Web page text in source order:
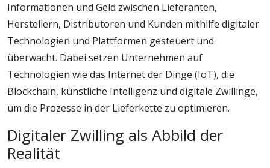
Informationen und Geld zwischen Lieferanten,
Herstellern, Distributoren und Kunden mithilfe digitaler
Technologien und Plattformen gesteuert und
überwacht. Dabei setzen Unternehmen auf
Technologien wie das Internet der Dinge (IoT), die
Blockchain, künstliche Intelligenz und digitale Zwillinge,
um die Prozesse in der Lieferkette zu optimieren.
Digitaler Zwilling als Abbild der
Realität